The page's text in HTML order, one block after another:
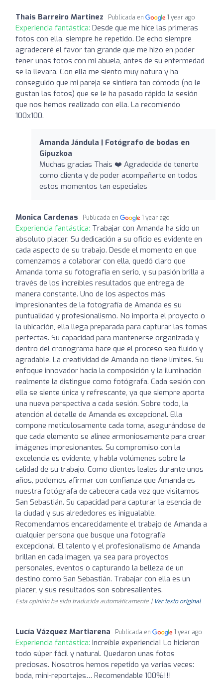
Thais Barreiro Martinez Publicada en 1 year ago
Experiencia fantástica: Desde que me hice las primeras
fotos con ella, siempre he repetido. De echo siempre
agradeceré el favor tan grande que me hizo en poder
tener unas fotos con mi abuela, antes de su enfermedad
se la llevara. Con ella me siento muy natura y ha
conseguido que mi pareja se sintiera tan cómodo (no le
gustan las fotos) que se le ha pasado rápido la sesión
que nos hemos realizado con ella. La recomiendo
100x100.
Amanda Jándula | Fotógrafo de bodas en
Gipuzkoa
Muchas gracias Thais ❤️ Agradecida de tenerte
como clienta y de poder acompañarte en todos
estos momentos tan especiales
Monica Cardenas Publicada en 1 year ago
Experiencia fantástica: Trabajar con Amanda ha sido un
absoluto placer. Su dedicación a su oficio es evidente en
cada aspecto de su trabajo. Desde el momento en que
comenzamos a colaborar con ella, quedó claro que
Amanda toma su fotografía en serio, y su pasión brilla a
través de los increíbles resultados que entrega de
manera constante. Uno de los aspectos más
impresionantes de la fotografía de Amanda es su
puntualidad y profesionalismo. No importa el proyecto o
la ubicación, ella llega preparada para capturar las tomas
perfectas. Su capacidad para mantenerse organizada y
dentro del cronograma hace que el proceso sea fluido y
agradable. La creatividad de Amanda no tiene límites. Su
enfoque innovador hacia la composición y la iluminación
realmente la distingue como fotógrafa. Cada sesión con
ella se siente única y refrescante, ya que siempre aporta
una nueva perspectiva a cada sesión. Sobre todo, la
atención al detalle de Amanda es excepcional. Ella
compone meticulosamente cada toma, asegurándose de
que cada elemento se alinee armoniosamente para crear
imágenes impresionantes. Su compromiso con la
excelencia es evidente, y habla volúmenes sobre la
calidad de su trabajo. Como clientes leales durante unos
años, podemos afirmar con confianza que Amanda es
nuestra fotógrafa de cabecera cada vez que visitamos
San Sebastián. Su capacidad para capturar la esencia de
la ciudad y sus alrededores es inigualable.
Recomendamos encarecidamente el trabajo de Amanda a
cualquier persona que busque una fotografía
excepcional. El talento y el profesionalismo de Amanda
brillan en cada imagen, ya sea para proyectos
personales, eventos o capturando la belleza de un
destino como San Sebastián. Trabajar con ella es un
placer, y sus resultados son sobresalientes.
Esta opinión ha sido traducida automáticamente. | Ver texto original
Lucía Vázquez Martiarena Publicada en 1 year ago
Experiencia fantástica: Increíble experiencia! Lo hicieron
todo súper fácil y natural. Quedaron unas fotos
preciosas. Nosotros hemos repetido ya varias veces:
boda, mini-reportajes… Recomendable 100%!!!